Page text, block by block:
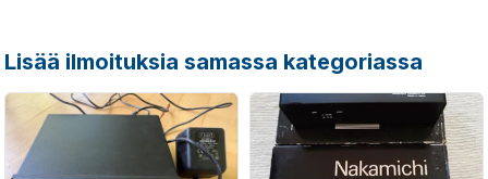
Lisää ilmoituksia samassa kategoriassa